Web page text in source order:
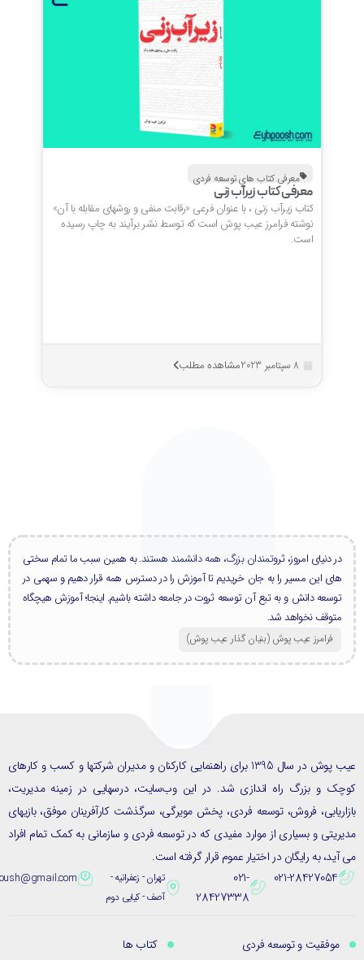
معرفی کتاب های توسعه فردی
معرفی کتاب زیرآب زنی
کتاب زیرآب زنی ، با عنوان فرعی «رقابت منفی و روشهای مقابله با آن»
نوشته فرامرز عیب پوش است که توسط نشر برآیند به چاپ رسیده
مشاهده مطلب
در دنیای امروز، ثروتمندان بزرگ، همه دانشمند هستند. به همین سبب ما تمام سختی
های این مسیر را به جان خریدیم تا آموزش را در دسترس همه قرار دهیم و سهمی در
توسعه دانش و به تبع آن توسعه ثروت در جامعه داشته باشیم. اینجا؛ آموزش هیچگاه
متوقف نخواهد شد.
فرامرز عیب پوش (بنیان گذار عیب پوش​)
عیب پوش در سال 1395 برای راهنمایی کارکنان و مدیران شرکتها و کسب و کارهای
و بزرگ راه اندازی شد. در این وب‌سایت، درسهایی در زمینه مدیریت،
فروش، توسعه فردی، پخش مویرگی، سرگذشت کارآفرینان موفق، بازیهای
و بسیاری از موارد مفیدی که در توسعه فردی و سازمانی به کمک تمام افراد
به رایگان در اختیار عموم قرار گرفته است.
021-28427054
021-
28427338
تهران - زعفرانیه -
آصف - کیایی دوم
eybpoush@gmail.com
موفقیت و توسعه فردی
کتاب ها